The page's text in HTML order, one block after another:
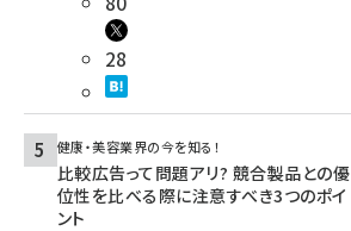
28
健康・美容業界の今を知る！
比較広告って問題アリ? 競合製品との優
位性を比べる際に注意すべき3つのポイ
ント